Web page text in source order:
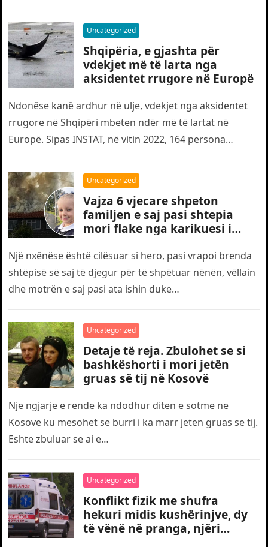
Uncategorized
Shqipëria, e gjashta për
vdekjet më të larta nga
aksidentet rrugore në Europë
Ndonëse kanë ardhur në ulje, vdekjet nga aksidentet
rrugore në Shqipëri mbeten ndër më të lartat në
Europë. Sipas INSTAT, në vitin 2022, 164 persona
Uncategorized
Vajza 6 vjecare shpeton
familjen e saj pasi shtepia
mori flake nga karikuesi i
Një nxënëse është cilësuar si hero, pasi vrapoi brenda
shtëpisë së saj të djegur për të shpëtuar nënën, vëllain
dhe motrën e saj pasi ata ishin duke…
Uncategorized
Detaje të reja. Zbulohet se si
bashkëshorti i mori jetën
gruas së tij në Kosovë
Nje ngjarje e rende ka ndodhur diten e sotme ne
Kosove ku mesohet se burri i ka marr jeten gruas se tij.
Eshte zbuluar se ai e…
Uncategorized
Konflikt fizik me shufra
hekuri midis kushërinjve, dy
të vënë në pranga, njëri